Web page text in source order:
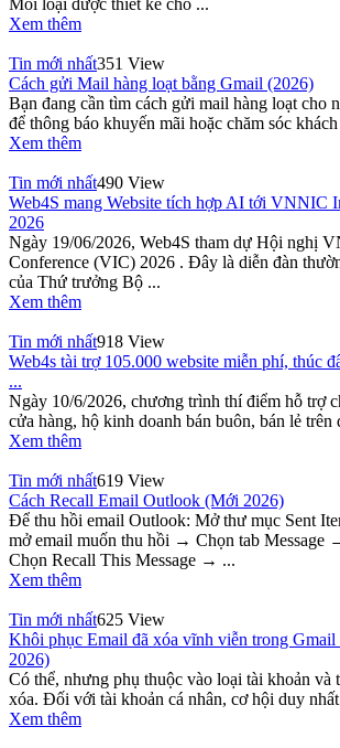
Mỗi loại được thiết kế cho ...
Xem thêm
Tin mới nhất351 View
Cách gửi Mail hàng loạt bằng Gmail (2026)
Bạn đang cần tìm cách gửi mail hàng loạt cho
để thông báo khuyến mãi hoặc chăm sóc
Xem thêm
Tin mới nhất490 View
Web4S mang Website tích hợp AI tới VNNIC
2026
Ngày 19/06/2026, Web4S tham dự Hội nghị
Conference (VIC) 2026 . Đây là diễn đàn
của Thứ trưởng Bộ ...
Xem thêm
Tin mới nhất918 View
Web4s tài trợ 105.000 website miễn phí, thúc
...
Ngày 10/6/2026, chương trình thí điểm hỗ trợ
cửa hàng, hộ kinh doanh bán buôn, bán lẻ trên
Xem thêm
Tin mới nhất619 View
Cách Recall Email Outlook (Mới 2026)
Để thu hồi email Outlook: Mở thư mục Sent
mở email muốn thu hồi → Chọn tab
Chọn Recall This Message → ...
Xem thêm
Tin mới nhất625 View
Khôi phục Email đã xóa vĩnh viễn trong
2026)
Có thể, nhưng phụ thuộc vào loại tài khoản và
xóa. Đối với tài khoản cá nhân, cơ hội duy
Xem thêm